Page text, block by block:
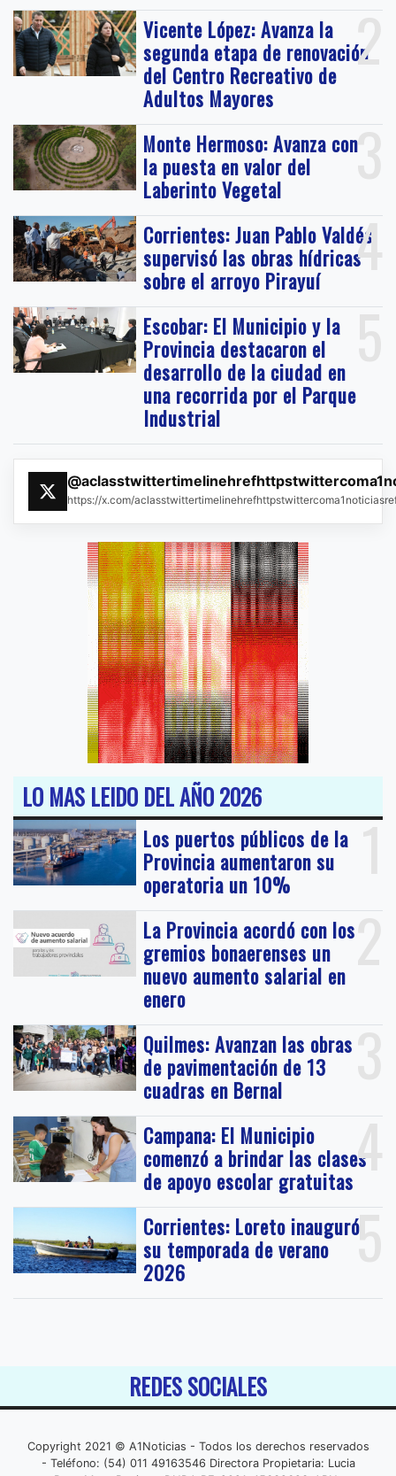
2
Vicente López: Avanza la
segunda etapa de renovación
del Centro Recreativo de
Adultos Mayores
3
Monte Hermoso: Avanza con
la puesta en valor del
Laberinto Vegetal
4
Corrientes: Juan Pablo Valdés
supervisó las obras hídricas
sobre el arroyo Pirayuí
5
Escobar: El Municipio y la
Provincia destacaron el
desarrollo de la ciudad en
una recorrida por el Parque
Industrial
https://x.com/
LO MAS LEIDO DEL AÑO 2026
1
Los puertos públicos de la
Provincia aumentaron su
operatoria un 10%
2
La Provincia acordó con los
gremios bonaerenses un
nuevo aumento salarial en
enero
3
Quilmes: Avanzan las obras
de pavimentación de 13
cuadras en Bernal
4
Campana: El Municipio
comenzó a brindar las clases
de apoyo escolar gratuitas
5
Corrientes: Loreto inauguró
su temporada de verano
2026
REDES SOCIALES
Copyright 2021 © A1Noticias - Todos los derechos reservados
- Teléfono: (54) 011 49163546 Directora Propietaria: Lucia